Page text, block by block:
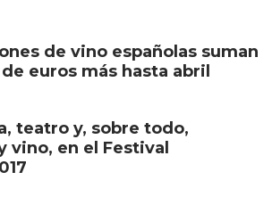
de vino españolas suman
euros más hasta abril
teatro y, sobre todo,
vino, en el Festival